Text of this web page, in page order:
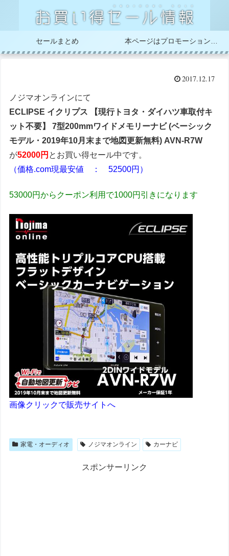
セールまとめ
2017.12.17
ノジマオンラインにて
ECLIPSE イクリプス 【現行トヨタ・ダイハツ車取付キ
ット不要】 7型200mmワイドメモリーナビ (ベーシック
モデル・2019年10月末まで地図更新無料) AVN-R7W
が52000円 とお買い得セール中です。
（価格.com現最安値 ： 52500円）
53000円からクーポン利用で1000円引きになります
画像クリックで販売サイトへ
家電・オーディオ ノジマオンライン カーナビ
スポンサーリンク